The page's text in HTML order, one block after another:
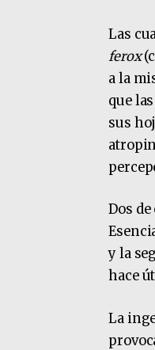
Las
ferox
a la
que
sus
Dos
y la
hace
La